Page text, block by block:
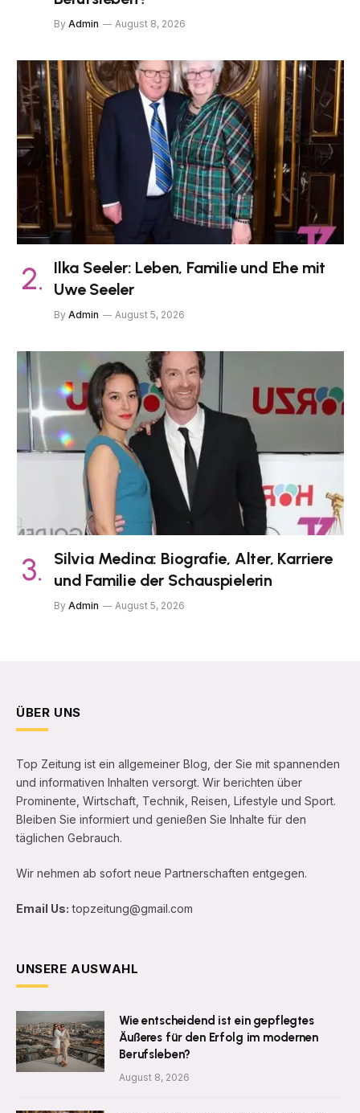
By Admin August 8, 2026
Ilka Seeler: Leben, Familie und Ehe mit
Uwe Seeler
By Admin August 5, 2026
Silvia Medina: Biografie, Alter, Karriere
und Familie der Schauspielerin
By Admin August 5, 2026
ÜBER UNS
Top Zeitung ist ein allgemeiner Blog, der Sie mit spannenden
und informativen Inhalten versorgt. Wir berichten über
Prominente, Wirtschaft, Technik, Reisen, Lifestyle und Sport.
Bleiben Sie informiert und genießen Sie Inhalte für den
täglichen Gebrauch.
Wir nehmen ab sofort neue Partnerschaften entgegen.
Email Us: topzeitung@gmail.com
UNSERE AUSWAHL
Wie entscheidend ist ein gepflegtes
Äußeres für den Erfolg im modernen
Berufsleben?
August 8, 2026